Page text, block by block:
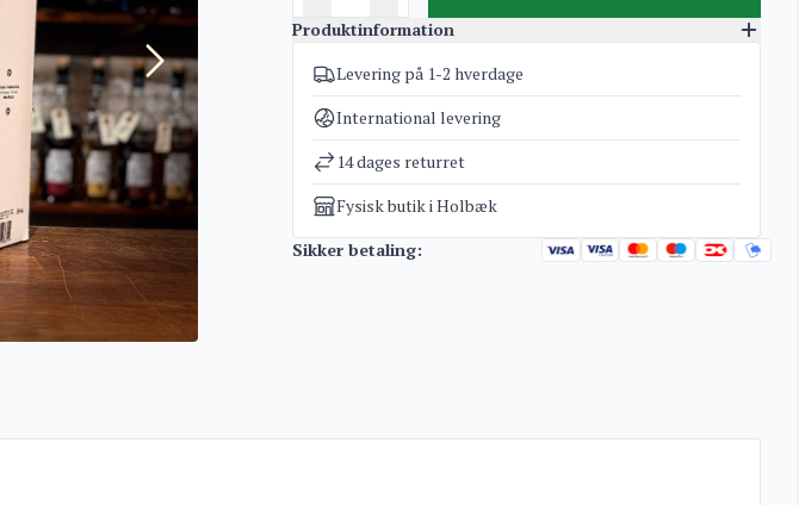
Produktinformation
Varenummer
5163
Kategorier
Vægt
2 kg
Levering på 1-2 hverdage
International levering
14 dages returret
Fysisk butik i Holbæk
Sikker betaling: